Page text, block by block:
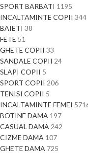
SPORT BARBATI 1195
INCALTAMINTE COPII 344
BAIETI 38
FETE 51
GHETE COPII 33
SANDALE COPII 24
SLAPI COPII 5
SPORT COPII 206
TENISI COPII 5
INCALTAMINTE FEMEI
BOTINE DAMA 197
CASUAL DAMA 242
CIZME DAMA 107
GHETE DAMA 725